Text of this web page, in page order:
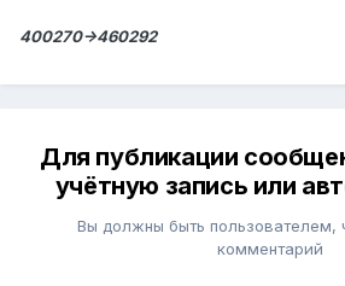
400270->460292
Для публикации
учётную запись или
Вы должны быть пользователем,
комментарий